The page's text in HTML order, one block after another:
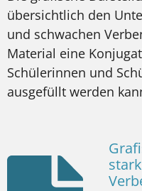
übersichtlich den
und schwachen
Material eine
Schülerinnen und
ausgefüllt werden